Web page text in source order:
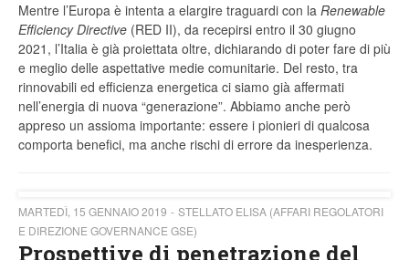
Mentre l’Europa è intenta a elargire traguardi con la Renewable
Efficiency Directive (RED II), da recepirsi entro il 30 giugno
2021, l’Italia è già proiettata oltre, dichiarando di poter fare di più
e meglio delle aspettative medie comunitarie. Del resto, tra
rinnovabili ed efficienza energetica ci siamo già affermati
nell’energia di nuova “generazione”. Abbiamo anche però
appreso un assioma importante: essere i pionieri di qualcosa
comporta benefici, ma anche rischi di errore da inesperienza.
MARTEDÌ, 15 GENNAIO 2019
STELLATO ELISA (AFFARI REGOLATORI
E DIREZIONE GOVERNANCE GSE)
Prospettive di penetrazione del